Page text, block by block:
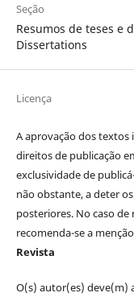
Seção
Resumos de teses e
Dissertations
Licença
A aprovação dos textos
direitos de publicação
exclusividade de
não obstante, a deter
posteriores. No caso
recomenda-se a
Revista
O(s) autor(es) deve(m)